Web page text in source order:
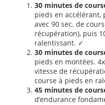
30 minutes de
pieds en accélérant,
avec 90 sec. de
récupération), puis
ralentissant. ✓
30 minutes de
pieds en montées.
vitesse de
course à pieds en
45 minutes de
d’endurance